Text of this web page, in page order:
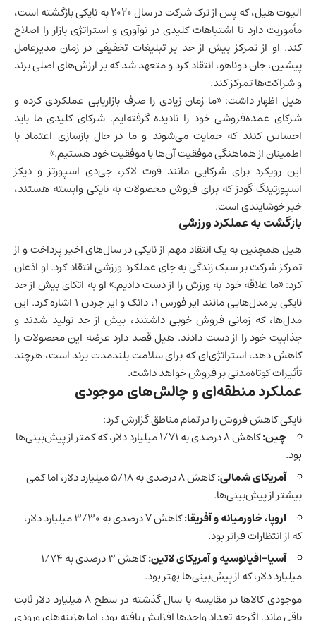
الیوت هیل، که پس از ترک شرکت در سال ۲۰۲۰ به نایکی بازگشته است،
مأموریت دارد تا اشتباهات کلیدی در نوآوری و استراتژی بازار را اصلاح
کند. او از تمرکز بیش از حد بر تبلیغات تخفیفی در زمان مدیرعامل
پیشین، جان دوناهو، انتقاد کرد و متعهد شد که بر ارزش‌های اصلی برند
و شراکت‌ها تمرکز کند.
هیل اظهار داشت: «ما زمان زیادی را صرف بازاریابی عملکردی کرده و
شرکای عمده‌فروشی خود را نادیده گرفته‌ایم. شرکای کلیدی ما باید
احساس کنند که حمایت می‌شوند و ما در حال بازسازی اعتماد با
اطمینان از هماهنگی موفقیت آن‌ها با موفقیت خود هستیم.»
این رویکرد برای شرکایی مانند فوت لاکر، جی‌دی اسپورتز و دیکز
اسپورتینگ گودز که برای فروش محصولات به نایکی وابسته هستند،
خبر خوشایندی است.
بازگشت به عملکرد ورزشی
هیل همچنین به یک انتقاد مهم از نایکی در سال‌های اخیر پرداخت و از
تمرکز شرکت بر سبک زندگی به جای عملکرد ورزشی انتقاد کرد. او اذعان
کرد: «ما علاقه خود به ورزش را از دست دادیم.» او به اتکای بیش از حد
نایکی بر مدل‌هایی مانند ایر فورس ۱، دانک و ایر جردن ۱ اشاره کرد. این
مدل‌ها، که زمانی فروش خوبی داشتند، بیش از حد تولید شدند و
جذابیت خود را از دست دادند. هیل قصد دارد عرضه این محصولات را
کاهش دهد، استراتژی‌ای که برای سلامت بلندمدت برند است، هرچند
تأثیرات کوتاه‌مدتی بر فروش خواهد داشت.
عملکرد منطقه‌ای و چالش‌های موجودی
نایکی کاهش فروش را در تمام مناطق گزارش کرد:
چین:
کاهش ۸ درصدی به ۱/۷۱ میلیارد دلار، که کمتر از پیش‌بینی‌ها
بود.
آمریکای شمالی:
کاهش ۸ درصدی به ۵/۱۸ میلیارد دلار، اما کمی
بیشتر از پیش‌بینی‌ها.
اروپا، خاورمیانه و آفریقا:
کاهش ۷ درصدی به ۳/۳۰ میلیارد دلار،
که از انتظارات فراتر بود.
آسیا-اقیانوسیه و آمریکای لاتین:
کاهش ۳ درصدی به ۱/۷۴
میلیارد دلار، که از پیش‌بینی‌ها بهتر بود.
موجودی کالاها در مقایسه با سال گذشته در سطح ۸ میلیارد دلار ثابت
باقی ماند. اگرچه تعداد واحدها افزایش یافته بود، اما هزینه‌های ورودی